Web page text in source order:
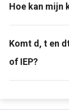
Hoe kan mijn
Komt d, t en
of IEP?